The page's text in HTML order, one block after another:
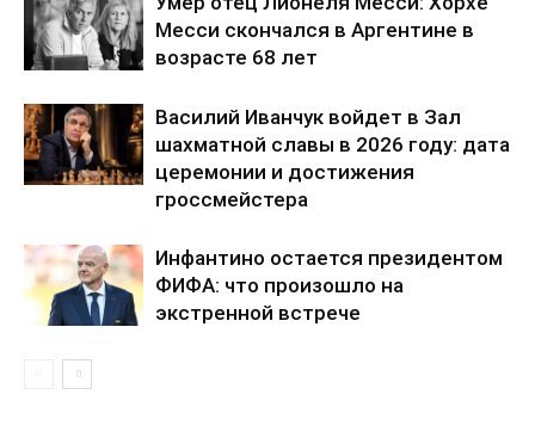
ПОДПИСАТЬСЯ СЕЙЧАС
Политика конфиденциальности
Отказ от ответственности
Мой аккаунт
Месси скончался в Аргентине в
возрасте 68 лет
Василий Иванчук войдет в Зал
шахматной славы в 2026 году: дата
церемонии и достижения
гроссмейстера
Инфантино остается президентом
ФИФА: что произошло на
экстренной встрече